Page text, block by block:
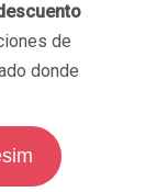
de
donde